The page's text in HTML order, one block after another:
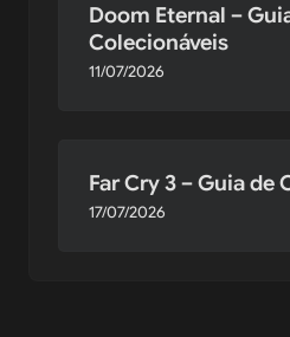
Doom Eternal –
Colecionáveis
11/07/2026
Far Cry 3 – Guia de
17/07/2026